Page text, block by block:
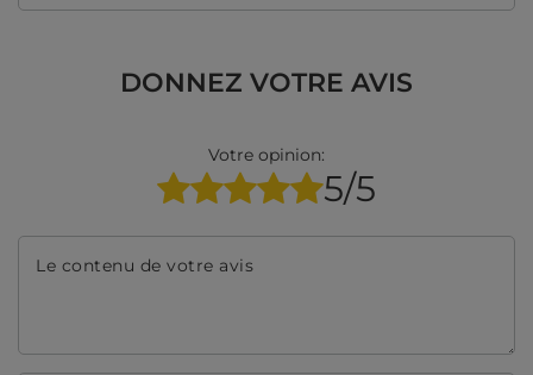
DONNEZ VOTRE AVIS
Votre opinion:
5/5
Le contenu de votre avis